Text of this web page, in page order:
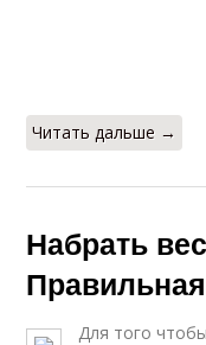
Читать дальше →
Набрать
Для того